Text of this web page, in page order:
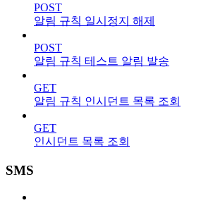
POST
알림 규칙 일시정지 해제
POST
알림 규칙 테스트 알림 발송
GET
알림 규칙 인시던트 목록 조회
GET
인시던트 목록 조회
SMS